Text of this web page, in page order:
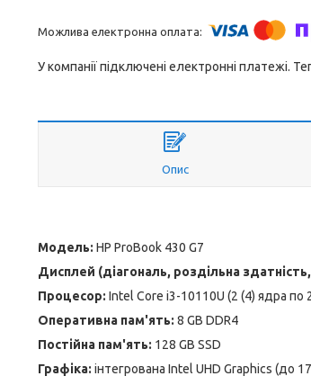
У компанії підключені електронні платежі.
Опис
Модель: HP ProBook 430 G7
Дисплей (діагональ, роздільна
Процесор: Intel Core i3-10110U (2 (4) ядра по
Оперативна пам'ять: 8 GB DDR4
Постійна пам'ять: 128 GB SSD
Графіка: інтегрована Intel UHD Graphics (до